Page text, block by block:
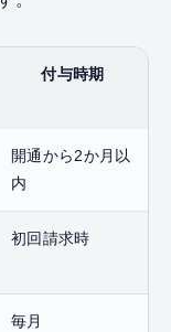
付与時期
開通から2か月以
内
初回請求時
毎月